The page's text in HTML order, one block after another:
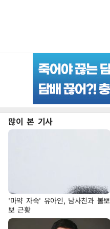
많이 본 기사
'마약 자숙' 유아인, 남사친과 볼뽀
뽀 근황